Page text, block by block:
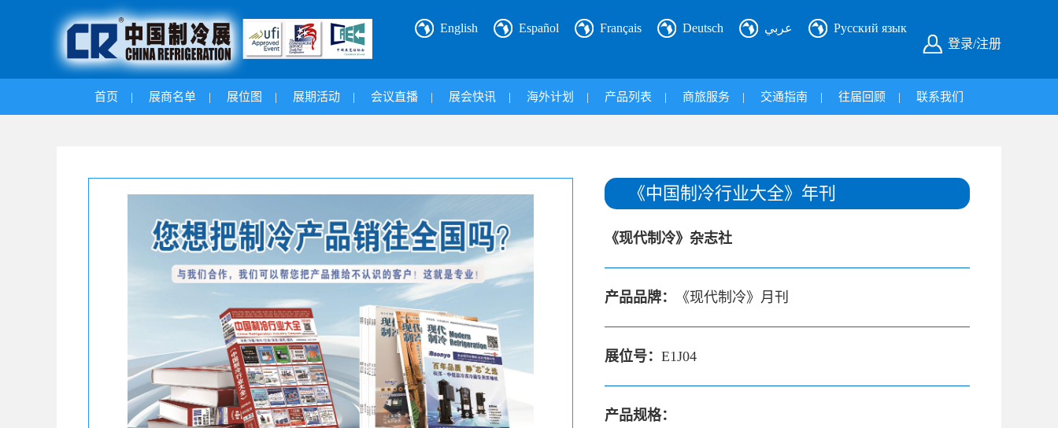
登录/注册
English Español Français Deutsch عربي Русский язык
首页 | 展商名单 | 展位图 | 展期活动 | 会议直播 | 展会快讯 | 海外计划 | 产品列表 | 商旅服务 | 交通指南 | 往届回顾 | 联系我们
《中国制冷行业大全》年刊
《现代制冷》杂志社
产品品牌： 《现代制冷》月刊
展位号： E1J04
产品规格：